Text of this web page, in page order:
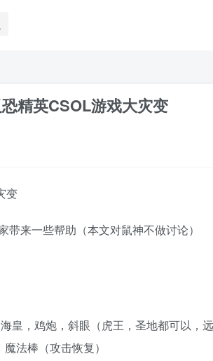
精英CSOL游戏大灾变
变
来一些帮助（本文对鼠神不做讨论）
皇，鸡炮，斜眼（虎王，圣地都可以，
法棒（攻击恢复）